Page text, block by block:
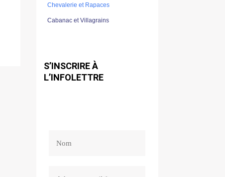
Chevalerie et Rapaces
Cabanac et Villagrains
S’INSCRIRE À
L’INFOLETTRE